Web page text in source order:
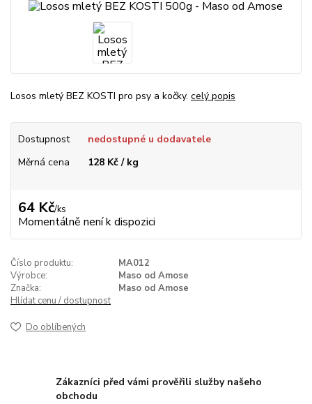
Losos mletý BEZ KOSTI pro psy a kočky. celý popis
Dostupnost
nedostupné u dodavatele
Měrná cena
128 Kč / kg
64 Kč/ks
Momentálně není k dispozici
Číslo produktu:
MA012
Výrobce:
Maso od Amose
Značka:
Maso od Amose
Hlídat cenu / dostupnost
Do oblíbených
Zákazníci před vámi prověřili služby našeho
obchodu